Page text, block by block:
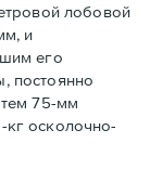
лобовой
и
его
постоянно
75-мм
осколочно-